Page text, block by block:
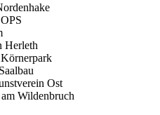
Herleth
Ost
Wildenbruch